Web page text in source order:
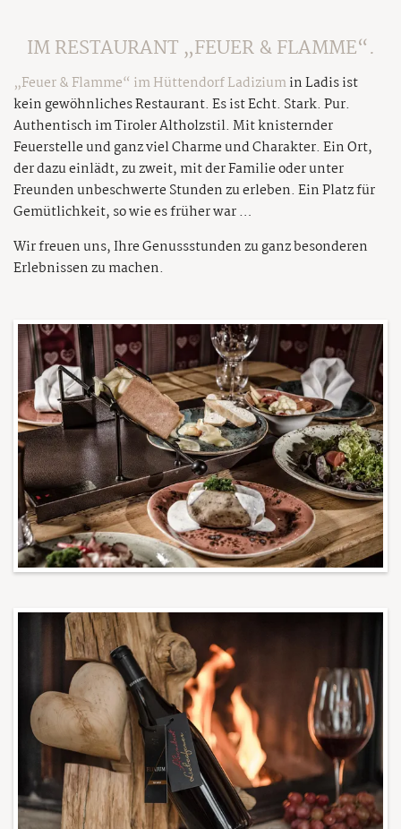
IM RESTAURANT „FEUER & FLAMME“.
„Feuer & Flamme“ im Hüttendorf Ladiziumin Ladis ist
kein gewöhnliches Restaurant. Es ist Echt. Stark. Pur.
Authentisch im Tiroler Altholzstil. Mit knisternder
Feuerstelle und ganz viel Charme und Charakter. Ein Ort,
der dazu einlädt, zu zweit, mit der Familie oder unter
Freunden unbeschwerte Stunden zu erleben. Ein Platz für
Gemütlichkeit, so wie es früher war …
Wir freuen uns, Ihre Genussstunden zu ganz besonderen
Erlebnissen zu machen.